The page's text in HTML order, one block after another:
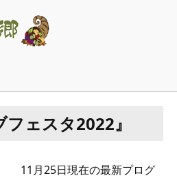
フェスタ2022』
11月25日現在の最新プログ